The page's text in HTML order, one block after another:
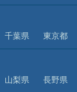
千葉県 東京都
山梨県 長野県